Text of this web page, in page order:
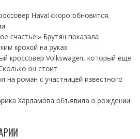
Haval скоро обновится.
счастье!» Брутян показала
крохой на руках
кроссовер Volkswagen, который еще
он стоит
на роман с участницей известного
Харламова объявила о рождении